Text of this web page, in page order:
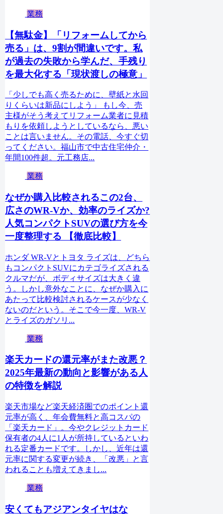
業務
【無駄金】「リフォームしてから
売る」は、9割が間違いです。私
が過去の失敗から学んだ、手残り
を最大化する「現状渡しの極意」
「少しでも高く売るために、壁紙と水回
りくらいは新品にしよう」 もし今、売
主様がそう考えてリフォーム業者に見積
もりを依頼しようとしているなら、悪い
ことは言いません。その電話、今すぐ切
ってください。福山市で中古住宅仲介・
年間100件超。元工務店...
業務
なぜか購入比較されるこの2台、
広さのWR-Vか、効率のライズか?
人気コンパクトSUVの選び方を今
一度整理する 【徹底比較】
ホンダ WR-Vとトヨタ ライズは、どちら
もコンパクトSUVにカテゴライズされる
クルマだが、ボディサイズは大きく違
う。しかし意外なことに、なぜか購入に
あたって比較検討されるケースが少なく
ないのだという。そこで今一度、WR-V
とライズのガソリ...
業務
楽天カードの還元率がまた改悪？
2025年最新の動向と影響がある人
の特徴を解説
楽天市場など楽天経済圏でのポイント還
元率が高く、年会費無料と高コスパの
「楽天カード」。今やクレジットカード
保有者の4人に1人が所持しているといわ
れる定番カードです。しかし、近年は還
元率に関する変更が続き、「改悪」と言
われることも増えてきまし...
業務
安くてもアジアンタイヤはな